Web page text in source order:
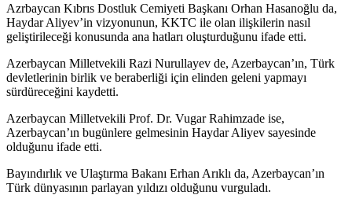
Azrbaycan Kıbrıs Dostluk Cemiyeti Başkanı Orhan Hasanoğlu da,
Haydar Aliyev’in vizyonunun, KKTC ile olan ilişkilerin nasıl
geliştirileceği konusunda ana hatları oluşturduğunu ifade etti.
Azerbaycan Milletvekili Razi Nurullayev de, Azerbaycan’ın, Türk
devletlerinin birlik ve beraberliği için elinden geleni yapmayı
sürdüreceğini kaydetti.
Azerbaycan Milletvekili Prof. Dr. Vugar Rahimzade ise,
Azerbaycan’ın bugünlere gelmesinin Haydar Aliyev sayesinde
olduğunu ifade etti.
Bayındırlık ve Ulaştırma Bakanı Erhan Arıklı da, Azerbaycan’ın
Türk dünyasının parlayan yıldızı olduğunu vurguladı.